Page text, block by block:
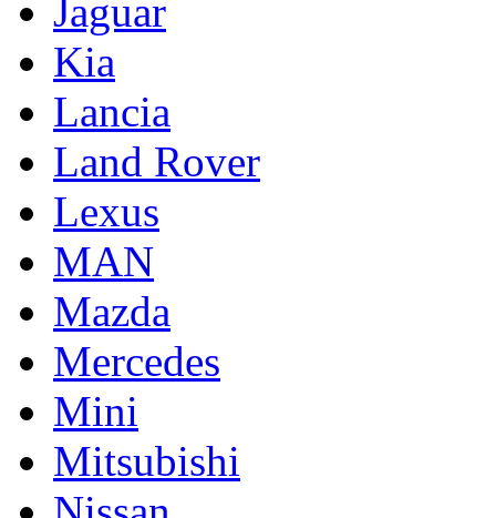
Jaguar
Kia
Lancia
Land Rover
Lexus
MAN
Mazda
Mercedes
Mini
Mitsubishi